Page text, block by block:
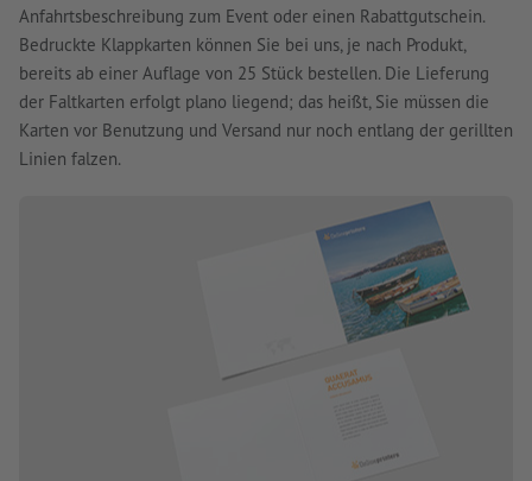
Anfahrtsbeschreibung zum Event oder einen Rabattgutschein.
Bedruckte Klappkarten können Sie bei uns, je nach Produkt,
bereits ab einer Auflage von 25 Stück bestellen. Die Lieferung
der Faltkarten erfolgt plano liegend; das heißt, Sie müssen die
Karten vor Benutzung und Versand nur noch entlang der gerillten
Linien falzen.